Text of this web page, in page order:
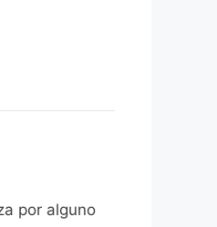
por alguno